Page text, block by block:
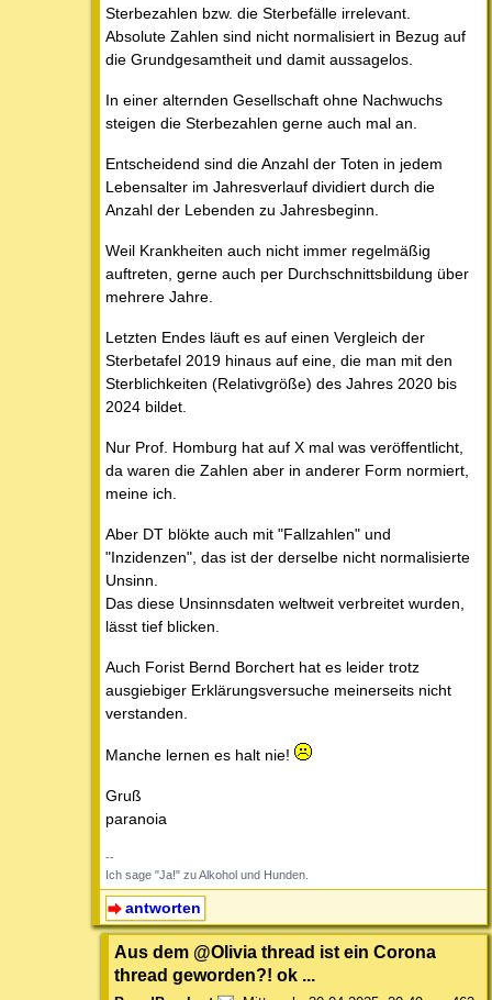
Sterbezahlen bzw. die Sterbefälle irrelevant.
Absolute Zahlen sind nicht normalisiert in Bezug auf
die Grundgesamtheit und damit aussagelos.
In einer alternden Gesellschaft ohne Nachwuchs
steigen die Sterbezahlen gerne auch mal an.
Entscheidend sind die Anzahl der Toten in jedem
Lebensalter im Jahresverlauf dividiert durch die
Anzahl der Lebenden zu Jahresbeginn.
Weil Krankheiten auch nicht immer regelmäßig
auftreten, gerne auch per Durchschnittsbildung über
mehrere Jahre.
Letzten Endes läuft es auf einen Vergleich der
Sterbetafel 2019 hinaus auf eine, die man mit den
Sterblichkeiten (Relativgröße) des Jahres 2020 bis
2024 bildet.
Nur Prof. Homburg hat auf X mal was veröffentlicht,
da waren die Zahlen aber in anderer Form normiert,
meine ich.
Aber DT blökte auch mit "Fallzahlen" und
"Inzidenzen", das ist der derselbe nicht normalisierte
Unsinn.
Das diese Unsinnsdaten weltweit verbreitet wurden,
lässt tief blicken.
Auch Forist Bernd Borchert hat es leider trotz
ausgiebiger Erklärungsversuche meinerseits nicht
verstanden.
Manche lernen es halt nie!
Gruß
paranoia
--
Ich sage "Ja!" zu Alkohol und Hunden.
antworten
Aus dem @Olivia thread ist ein Corona
thread geworden?! ok ...